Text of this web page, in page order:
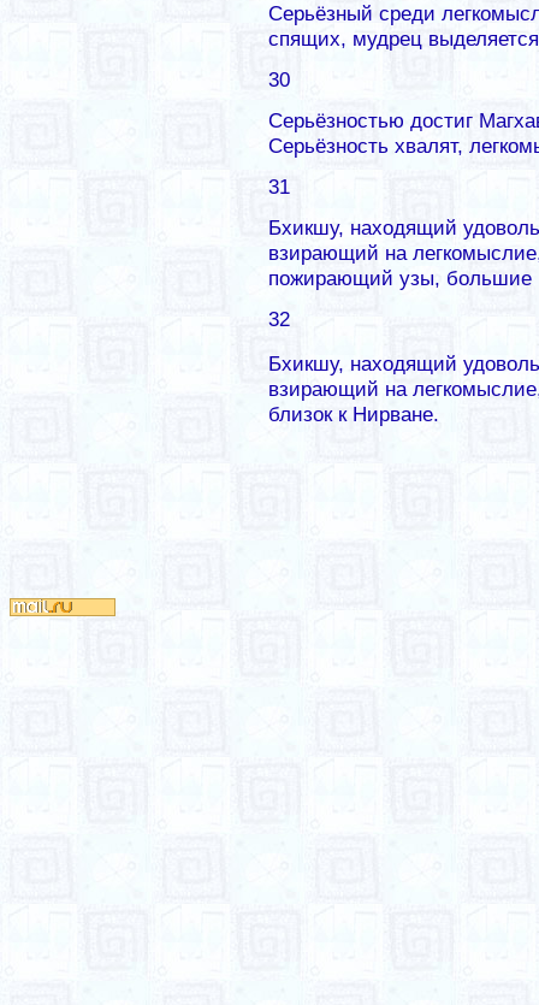
Серьёзный среди
спящих, мудрец
30
Серьёзностью достиг
Серьёзность хвалят,
31
Бхикшу, находящий
взирающий на легкомыслие,
пожирающий узы, большие
32
Бхикшу, находящий
взирающий на
близок к Нирване.